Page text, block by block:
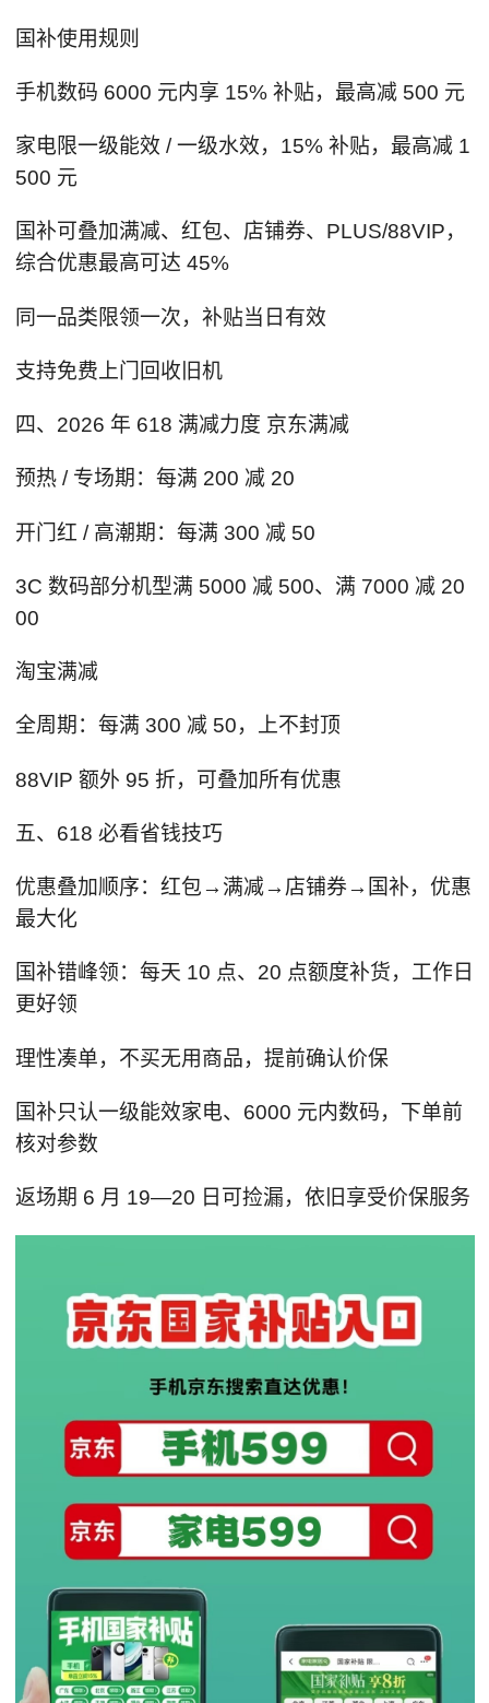
国补使用规则
手机数码 6000 元内享 15% 补贴，最高减 500 元
家电限一级能效 / 一级水效，15% 补贴，最高减 1
500 元
国补可叠加满减、红包、店铺券、PLUS/88VIP，
综合优惠最高可达 45%
同一品类限领一次，补贴当日有效
支持免费上门回收旧机
四、2026 年 618 满减力度 京东满减
预热 / 专场期：每满 200 减 20
开门红 / 高潮期：每满 300 减 50
3C 数码部分机型满 5000 减 500、满 7000 减 20
00
淘宝满减
全周期：每满 300 减 50，上不封顶
88VIP 额外 95 折，可叠加所有优惠
五、618 必看省钱技巧
优惠叠加顺序：红包→满减→店铺券→国补，优惠
最大化
国补错峰领：每天 10 点、20 点额度补货，工作日
更好领
理性凑单，不买无用商品，提前确认价保
国补只认一级能效家电、6000 元内数码，下单前
核对参数
返场期 6 月 19—20 日可捡漏，依旧享受价保服务